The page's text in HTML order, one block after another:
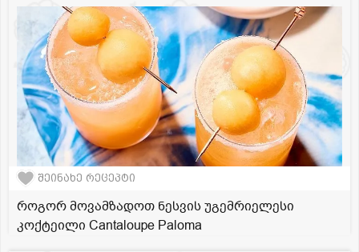
შეინახე რეცეპტი
როგორ მოვამზადოთ ნესვის უგემრიელესი
კოქტეილი Cantaloupe Paloma